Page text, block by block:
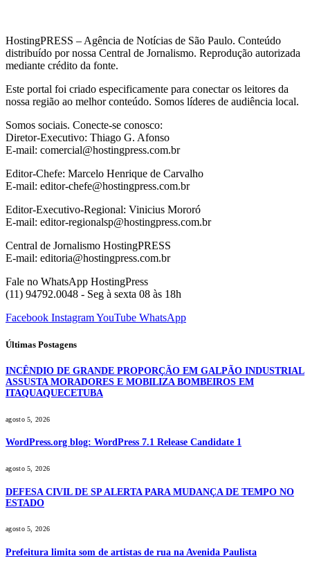
HostingPRESS – Agência de Notícias de São Paulo. Conteúdo
distribuído por nossa Central de Jornalismo. Reprodução autorizada
mediante crédito da fonte.
Este portal foi criado especificamente para conectar os leitores da
nossa região ao melhor conteúdo. Somos líderes de audiência local.
Somos sociais. Conecte-se conosco:
Diretor-Executivo: Thiago G. Afonso
E-mail: comercial@hostingpress.com.br
Editor-Chefe: Marcelo Henrique de Carvalho
E-mail: editor-chefe@hostingpress.com.br
Editor-Executivo-Regional: Vinicius Mororó
E-mail: editor-regionalsp@hostingpress.com.br
Central de Jornalismo HostingPRESS
E-mail: editoria@hostingpress.com.br
Fale no WhatsApp HostingPress
(11) 94792.0048 - Seg à sexta 08 às 18h
Facebook InstagramYouTube WhatsApp
Últimas Postagens
INCÊNDIO DE GRANDE PROPORÇÃO EM GALPÃO INDUSTRIAL
ASSUSTA MORADORES E MOBILIZA BOMBEIROS EM
ITAQUAQUECETUBA
agosto 5, 2026
WordPress.org blog: WordPress 7.1 Release Candidate 1
agosto 5, 2026
DEFESA CIVIL DE SP ALERTA PARA MUDANÇA DE TEMPO NO
ESTADO
agosto 5, 2026
Prefeitura limita som de artistas de rua na Avenida Paulista